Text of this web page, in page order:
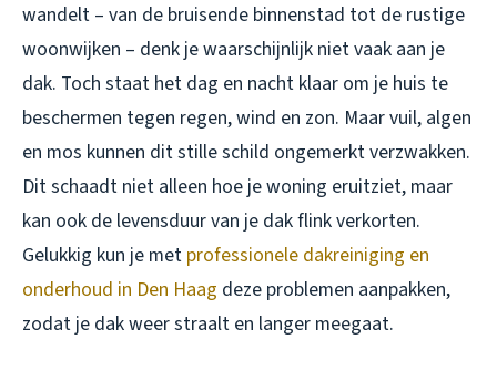
wandelt – van de bruisende binnenstad tot de rustige
woonwijken – denk je waarschijnlijk niet vaak aan je
dak. Toch staat het dag en nacht klaar om je huis te
beschermen tegen regen, wind en zon. Maar vuil, algen
en mos kunnen dit stille schild ongemerkt verzwakken.
Dit schaadt niet alleen hoe je woning eruitziet, maar
kan ook de levensduur van je dak flink verkorten.
Gelukkig kun je met professionele dakreiniging en
onderhoud in Den Haag deze problemen aanpakken,
zodat je dak weer straalt en langer meegaat.